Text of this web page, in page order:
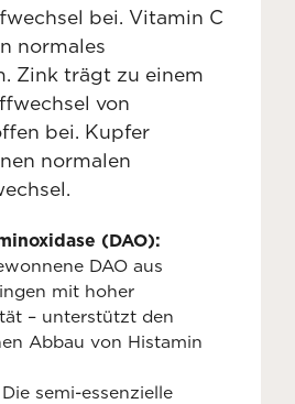
bei. Vitamin C
normales
Zink trägt zu einem
von
bei. Kupfer
normalen
(DAO):
DAO aus
mit hoher
– unterstützt den
Abbau von Histamin
Die semi-essenzielle